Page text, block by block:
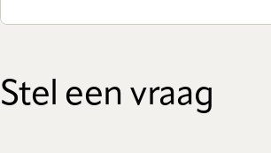
Stel een vraag